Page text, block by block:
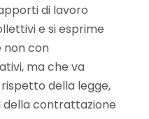
di lavoro
e si esprime
non con
ma che va
della legge,
della contrattazione